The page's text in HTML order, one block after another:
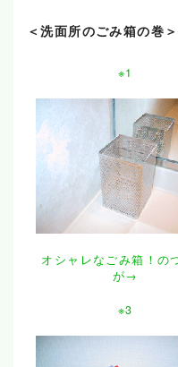
＜洗面所のごみ箱の巻＞
※1
オシャレなごみ箱！の
が→
※3